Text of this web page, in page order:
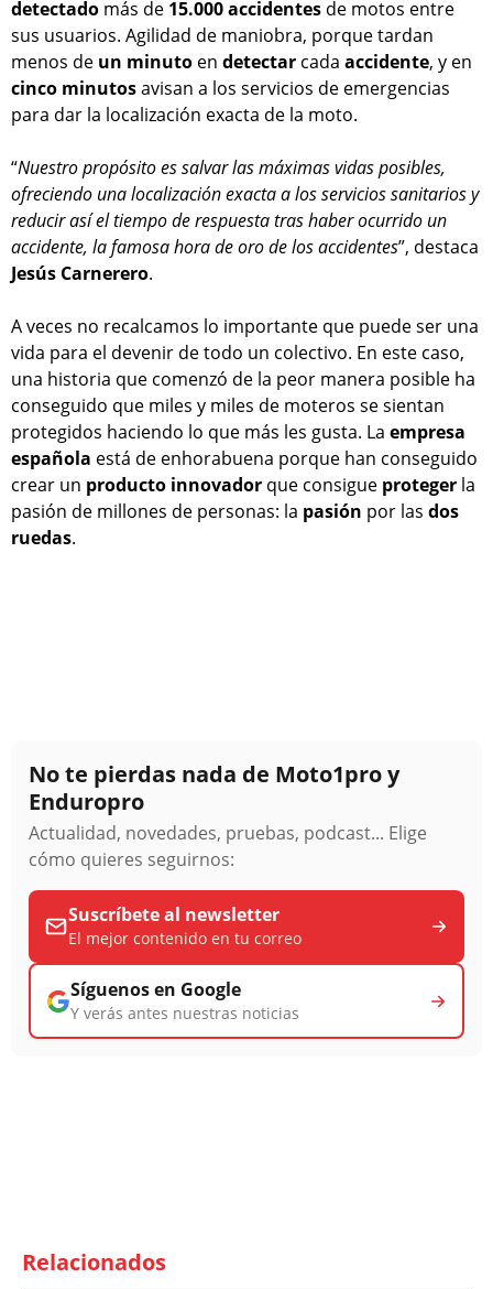
detectado más de 15.000 accidentes de motos entre
sus usuarios. Agilidad de maniobra, porque tardan
menos de un minuto en detectar cada accidente, y en
cinco minutosavisan a los servicios de emergencias
para dar la localización exacta de la moto.
“Nuestro propósito es salvar las máximas vidas posibles,
ofreciendo una localización exacta a los servicios sanitarios y
reducir así el tiempo de respuesta tras haber ocurrido un
accidente, la famosa hora de oro de los accidentes”, destaca
Jesús Carnerero.
A veces no recalcamos lo importante que puede ser una
vida para el devenir de todo un colectivo. En este caso,
una historia que comenzó de la peor manera posible ha
conseguido que miles y miles de moteros se sientan
protegidos haciendo lo que más les gusta. La empresa
española está de enhorabuena porque han conseguido
crear un producto innovador que consigue proteger la
pasión de millones de personas: la pasión por las dos
ruedas.
No te pierdas nada de Moto1pro y
Enduropro
Actualidad, novedades, pruebas, podcast... Elige
cómo quieres seguirnos:
Suscríbete al newsletter
El mejor contenido en tu correo
Síguenos en Google
Y verás antes nuestras noticias
Relacionados